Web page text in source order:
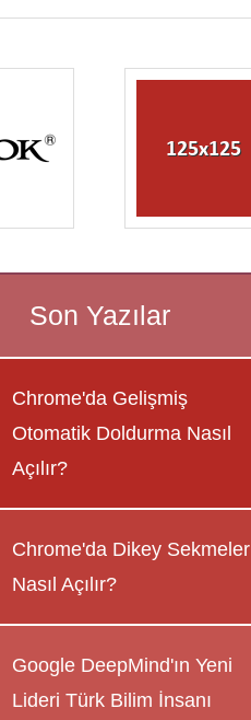
Chrome'da Gelişmiş
Otomatik Doldurma Nasıl
Açılır?
Chrome'da Dikey Sekmeler
Nasıl Açılır?
Google DeepMind'ın Yeni
Lideri Türk Bilim İnsanı